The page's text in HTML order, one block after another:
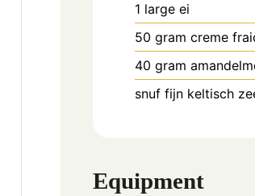
1 large ei
50 gram creme
40 gram
snuf fijn keltisch
Equipment